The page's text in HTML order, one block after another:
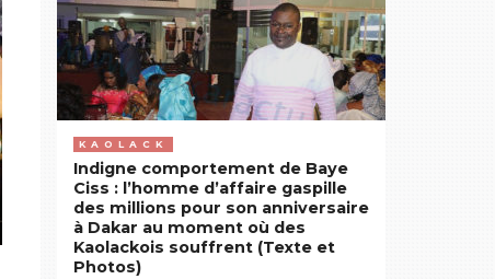
KAOLACK
Indigne comportement de Baye
Ciss : l’homme d’affaire gaspille
des millions pour son anniversaire
à Dakar au moment où des
Kaolackois souffrent (Texte et
Photos)